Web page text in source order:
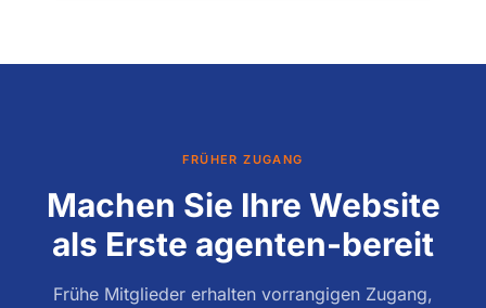
FRÜHER ZUGANG
Machen Sie Ihre Website
als Erste agenten-bereit
Frühe Mitglieder erhalten vorrangigen Zugang,